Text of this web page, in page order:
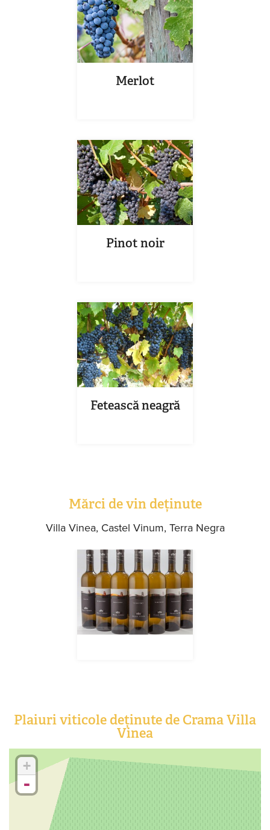
Merlot
Pinot noir
Fetească neagră
Mărci de vin deținute
Villa Vinea, Castel Vinum, Terra Negra
Plaiuri viticole deținute de Crama Villa
Vinea
+
-